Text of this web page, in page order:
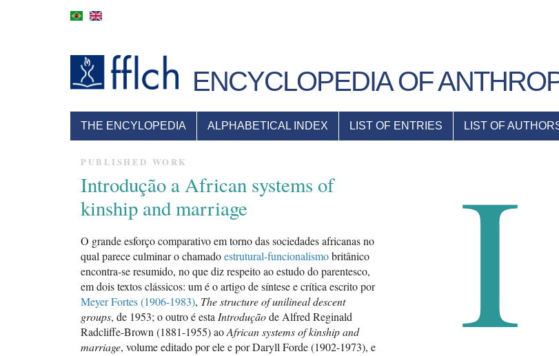
ENCYCLOPEDIA OF
NAVEGAÇÃO
PRINCIPAL
THE ENCYLOPEDIA ALPHABETICAL INDEX LIST OF ENTRIES LIST OF
PUBLISHED WORK
Introdução a African systems of
kinship and marriage
O grande esforço comparativo em torno das sociedades africanas no
qual parece culminar o chamadoestrutural-funcionalismobritânico
encontra-se resumido, no que diz respeito ao estudo do parentesco,
em dois textos clássicos: um é o artigo de síntese e crítica escrito por
Meyer Fortes (1906-1983), The structure of unilineal descent
groups, de 1953; o outro é esta Introduçãode Alfred Reginald
Radcliffe-Brown (1881-1955) aoAfrican systems of kinship and
marriage, volume editado por ele e por Daryll Forde (1902-1973), e
I